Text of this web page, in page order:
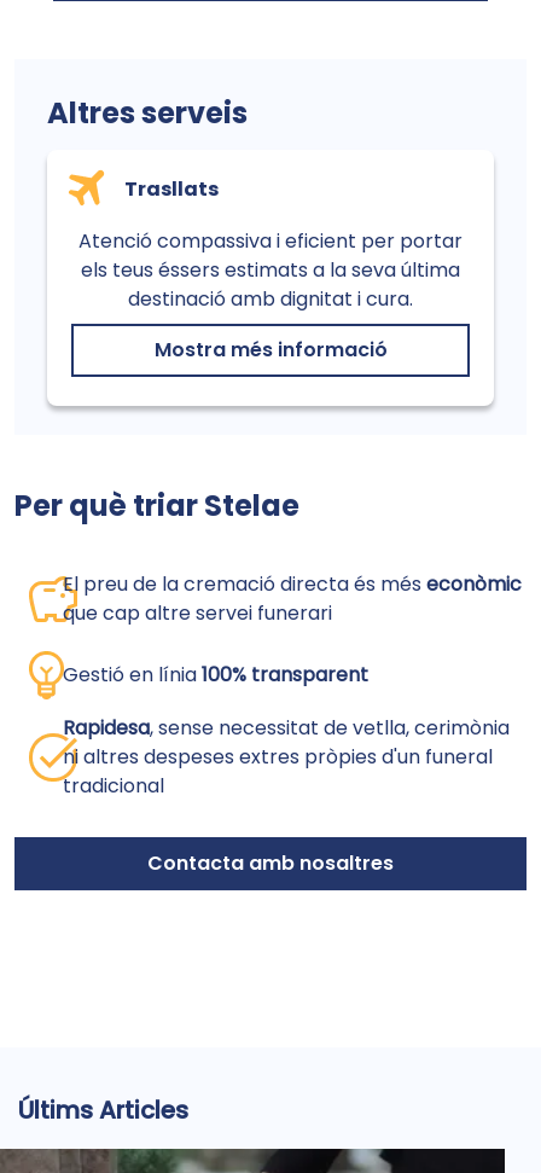
Altres serveis
Trasllats
Atenció compassiva i eficient per portar
els teus éssers estimats a la seva última
destinació amb dignitat i cura.
Mostra més informació
Per què triar Stelae
El preu de la cremació directa és més econòmic
que cap altre servei funerari
Gestió en línia100% transparent
Rapidesa, sense necessitat de vetlla, cerimònia
ni altres despeses extres pròpies d'un funeral
tradicional
Contacta amb nosaltres
Últims Articles